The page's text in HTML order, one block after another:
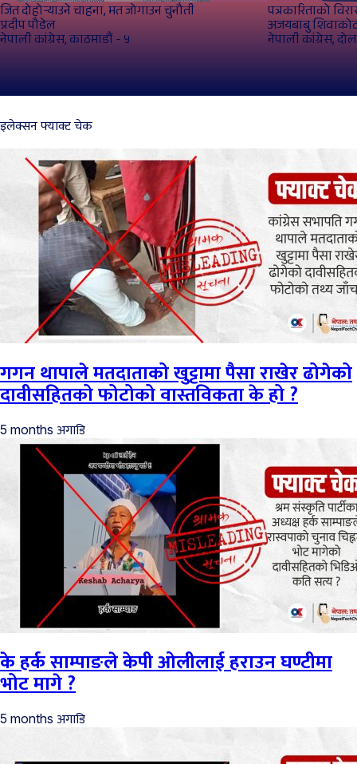
जित दोहोर्‍याउने चाहना, मत जोगाउन चुनौती
प्रदीप पौडेल
नेपाली कांग्रेस, काठमाडौं - ५
पत्रकारिताको
अजयबाबु
नेपाली कांग्रेस,
इलेक्सन फ्याक्ट चेक
गगन थापाले मतदाताको खुट्टामा पैसा राखेर ढोगेको
दावीसहितको फोटोको वास्तविकता के हो ?
5 months अगाडि
के हर्क साम्पाङले केपी ओलीलाई हराउन घण्टीमा
भोट मागे ?
5 months अगाडि